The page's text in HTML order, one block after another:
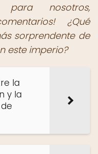
nosotros,
¿Qué
sorprendente de
este imperio?
la
y la